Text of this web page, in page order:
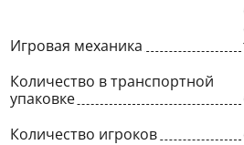
Игровая механика
Количество в транспортной
упаковке
Количество игроков